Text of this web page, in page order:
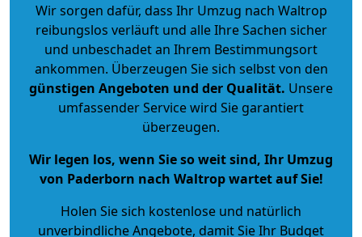
Wir sorgen dafür, dass Ihr Umzug nach Waltrop
reibungslos verläuft und alle Ihre Sachen sicher
und unbeschadet an Ihrem Bestimmungsort
ankommen. Überzeugen Sie sich selbst von den
günstigen Angeboten und der Qualität. Unsere
umfassender Service wird Sie garantiert
überzeugen.
Wir legen los, wenn Sie so weit sind, Ihr Umzug
von Paderborn nach Waltrop wartet auf Sie!
Holen Sie sich kostenlose und natürlich
unverbindliche Angebote, damit Sie Ihr Budget